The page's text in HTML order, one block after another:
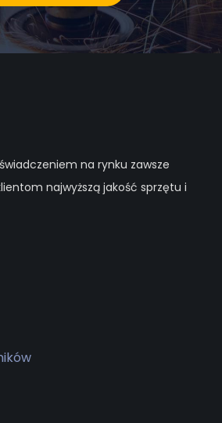
na rynku zawsze
najwyższą jakość sprzętu i